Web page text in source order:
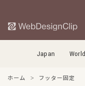
Japan World
ホーム フッター固定